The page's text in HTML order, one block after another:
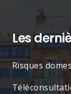
Les
Risques